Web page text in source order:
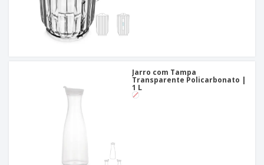
Jarro com Tampa
Transparente Policarbonato |
1 L